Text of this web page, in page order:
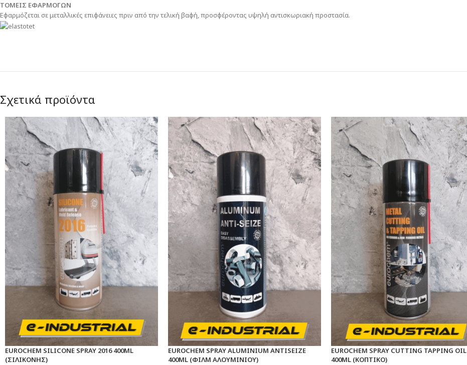
ΤΟΜΕΙΣ ΕΦΑΡΜΟΓΩΝ
Εφαρμόζεται σε μεταλλικές επιφάνειες πριν από την τελική βαφή, προσφέροντας υψηλή αντισκωριακή προστασία.
Σχετικά προϊόντα
EUROCHEM SILICONE SPRAY 2016 400ML
(ΣΙΛΙΚΟΝΗΣ)
EUROCHEM SPRAY ALUMINIUM ANTISEIZE
400ML (ΦΙΛΜ ΑΛΟΥΜΙΝΙΟΥ)
EUROCHEM SPRAY CUTTING TAPPING OIL
400ML (ΚΟΠΤΙΚΟ)